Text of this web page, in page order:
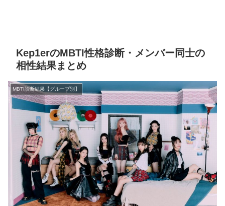
Kep1erのMBTI性格診断・メンバー同士の
相性結果まとめ
MBTI診断結果【グループ別】